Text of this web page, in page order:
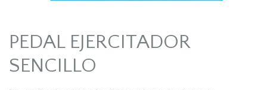
PEDAL EJERCITADOR
SENCILLO